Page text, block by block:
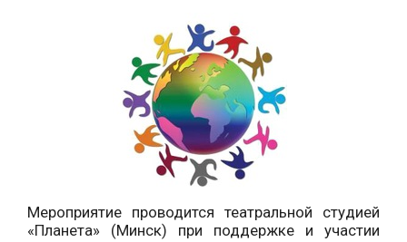
Мероприятие проводится театральной студией
«Планета» (Минск) при поддержке и участии